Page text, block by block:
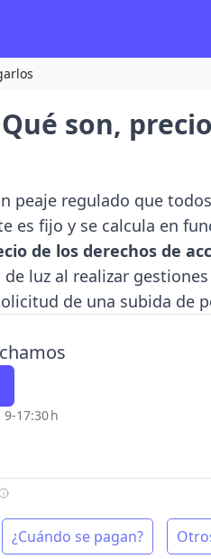
son,
peaje regulado que
es fijo y se calcula en
de los derechos de
luz al realizar
de una subida de
17:30 h
¿Cuándo se pagan?